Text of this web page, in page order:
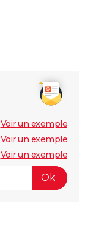
Voir un exemple
Voir un exemple
Voir un exemple